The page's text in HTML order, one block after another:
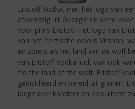
Eristoff Vodka, met het logo van
afkomstig uit Georgië en werd
voor prins Eristov. Het logo van
van het Perzische woord Virshan,
en zoiets als het land van de wolf
van Eristoff Vodka luidt dan ook
fro the land of the wolf. Eristoff
gedistilleerd en bereid uit granen.
loepzuiver karakter en een uiterst